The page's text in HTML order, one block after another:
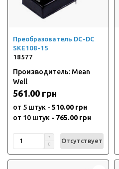
Преобразователь DC-DC
SKE108-15
18577
Производитель: Mean
Well
561.00 грн
от 5 штук - 510.00 грн
от 10 штук - 765.00 грн
Отсутствует